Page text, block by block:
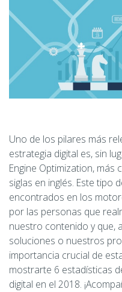
Uno de los pilares más
estrategia digital es, sin
Engine Optimization, más
siglas en inglés. Este tipo
encontrados en los
por las personas que
nuestro contenido y que,
soluciones o nuestros
importancia crucial de
mostrarte 6 estadísticas
digital en el 2018.